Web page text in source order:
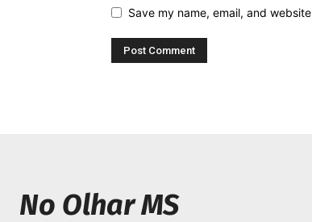
Save my name, email, and
No Olhar MS